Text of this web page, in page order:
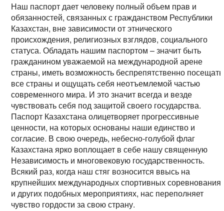
Наш паспорт дает человеку полный объем прав и
обязанностей, связанных с гражданством Республики
Казахстан, вне зависимости от этнического
происхождения, религиозных взглядов, социального
статуса. Обладать нашим паспортом – значит быть
гражданином уважаемой на международной арене
страны, иметь возможность беспрепятственно посещать
все страны и ощущать себя неотъемлемой частью
современного мира. И это значит всегда и везде
чувствовать себя под защитой своего государства.
Паспорт Казахстана олицетворяет прогрессивные
ценности, на которых основаны наши единство и
согласие. В свою очередь, небесно-голубой флаг
Казахстана ярко воплощает в себе нашу священную
Независимость и многовековую государственность.
Всякий раз, когда наш стяг возносится ввысь на
крупнейших международных спортивных
и других подобных мероприятиях, нас переполняет
чувство гордости за свою страну.